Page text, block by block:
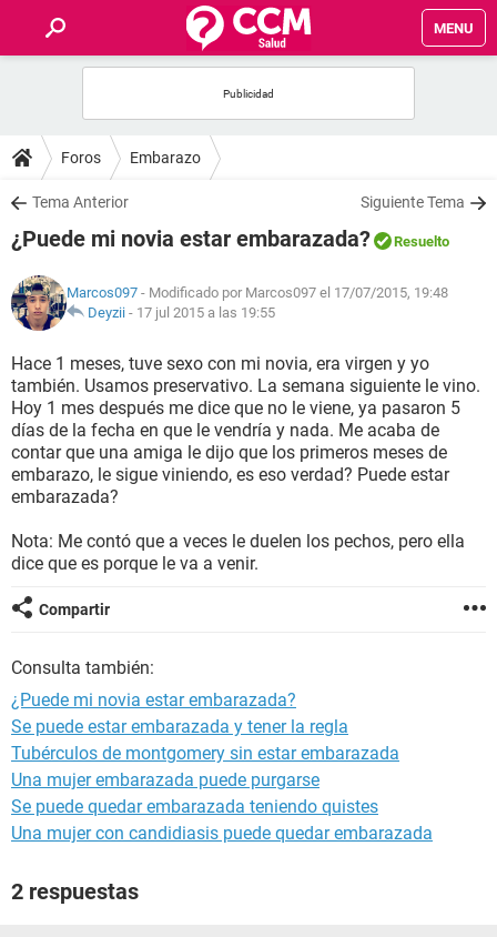
MENU
FOROS
SALUD
FAMILIA
NUTRICIÓN
BIENESTAR
SEXUALIDAD
GLOSARIO
Foros Embarazo
Tema Anterior Siguiente Tema
¿Puede mi novia estar embarazada? Resuelto
Marcos097 - Modificado por Marcos097 el 17/07/2015, 19:48
Deyzii - 17 jul 2015 a las 19:55
Hace 1 meses, tuve sexo con mi novia, era virgen y yo
también. Usamos preservativo. La semana siguiente le vino.
Hoy 1 mes después me dice que no le viene, ya pasaron 5
días de la fecha en que le vendría y nada. Me acaba de
contar que una amiga le dijo que los primeros meses de
embarazo, le sigue viniendo, es eso verdad? Puede estar
embarazada?
Nota: Me contó que a veces le duelen los pechos, pero ella
dice que es porque le va a venir.
Compartir
Consulta también:
¿Puede mi novia estar embarazada?
Se puede estar embarazada y tener la regla
Tubérculos de montgomery sin estar embarazada
Una mujer embarazada puede purgarse
Se puede quedar embarazada teniendo quistes
Una mujer con candidiasis puede quedar embarazada
2 respuestas